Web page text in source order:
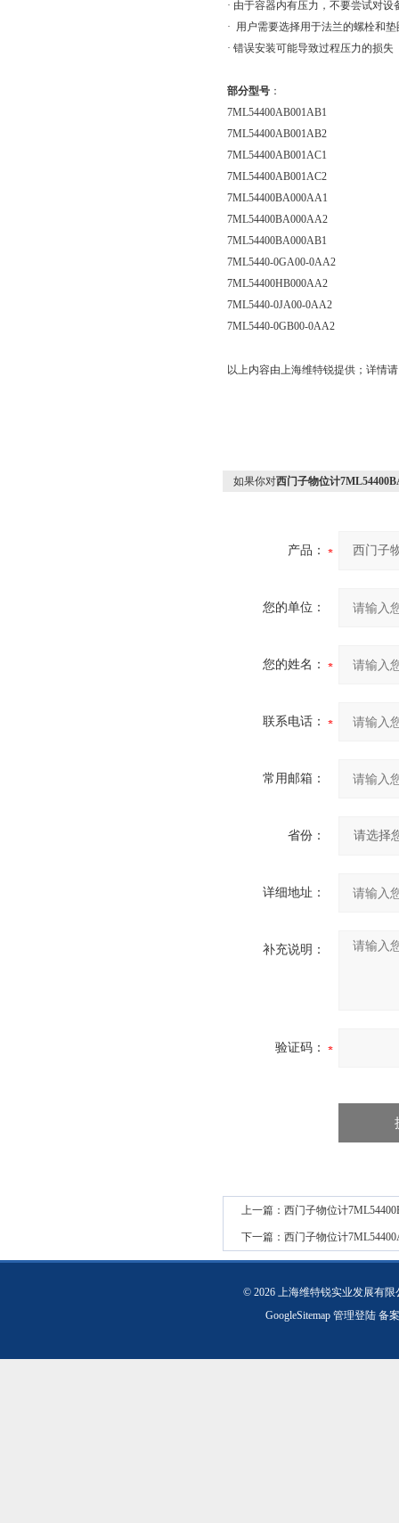
· 由于容器内有压力，不要尝试对
· 用户需要选择用于法兰的螺栓和
· 错误安装可能导致过程压力的损失
部分型号 ：
7ML54400AB001AB1
7ML54400AB001AB2
7ML54400AB001AC1
7ML54400AB001AC2
7ML54400BA000AA1
7ML54400BA000AA2
7ML54400BA000AB1
7ML5440-0GA00-0AA2
7ML54400HB000AA2
7ML5440-0JA00-0AA2
7ML5440-0GB00-0AA2
以上内容由上海维特锐提供；详情
如果你对西门子物位计
产品：
您的单位：
您的姓名：
联系电话：
常用邮箱：
省份：
详细地址：
补充说明：
验证码：
上一篇： 西门子物位计
下一篇： 西门子物位计
© 2026 上海维特锐实业发展有
GoogleSitemap 管理登陆 备